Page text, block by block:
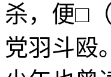
杀，便□
党羽斗殴